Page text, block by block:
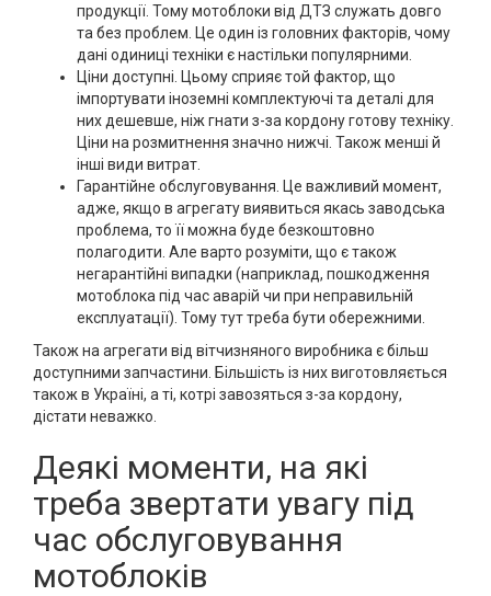
продукції. Тому мотоблоки від ДТЗ служать довго
та без проблем. Це один із головних факторів, чому
дані одиниці техніки є настільки популярними.
Ціни доступні. Цьому сприяє той фактор, що
імпортувати іноземні комплектуючі та деталі для
них дешевше, ніж гнати з-за кордону готову техніку.
Ціни на розмитнення значно нижчі. Також менші й
інші види витрат.
Гарантійне обслуговування. Це важливий момент,
адже, якщо в агрегату виявиться якась заводська
проблема, то її можна буде безкоштовно
полагодити. Але варто розуміти, що є також
негарантійні випадки (наприклад, пошкодження
мотоблока під час аварій чи при неправильній
експлуатації). Тому тут треба бути обережними.
Також на агрегати від вітчизняного виробника є більш
доступними запчастини. Більшість із них виготовляється
також в Україні, а ті, котрі завозяться з-за кордону,
дістати неважко.
Деякі моменти, на які
треба звертати увагу під
час обслуговування
мотоблоків